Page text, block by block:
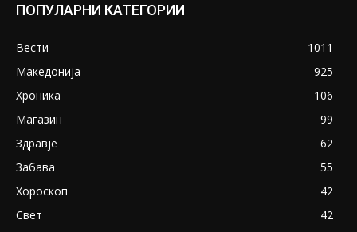
ПОПУЛАРНИ КАТЕГОРИИ
Вести
1011
Македонија
925
Хроника
106
Магазин
99
Здравје
62
Забава
55
Хороскоп
42
Свет
42